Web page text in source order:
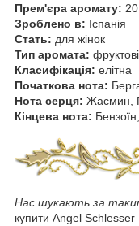
Прем'єра аромату:
Зроблено в: Іспанія
Стать: для жінок
Тип аромата:
Класифікація: елітна
Початкова нота:
Нота серця: Жасмин,
Кінцева нота:
Нас шукають за
купити Angel